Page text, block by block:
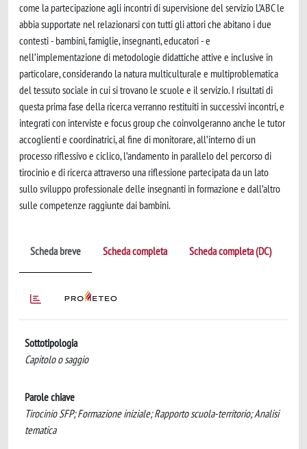
come la partecipazione agli incontri di supervisione del servizio L’ABC le
abbia supportate nel relazionarsi con tutti gli attori che abitano i due
contesti - bambini, famiglie, insegnanti, educatori - e
nell’implementazione di metodologie didattiche attive e inclusive in
particolare, considerando la natura multiculturale e multiproblematica
del tessuto sociale in cui si trovano le scuole e il servizio. I risultati di
questa prima fase della ricerca verranno restituiti in successivi incontri, e
integrati con interviste e focus group che coinvolgeranno anche le tutor
accoglienti e coordinatrici, al fine di monitorare, all’interno di un
processo riflessivo e ciclico, l’andamento in parallelo del percorso di
tirocinio e di ricerca attraverso una riflessione partecipata da un lato
sullo sviluppo professionale delle insegnanti in formazione e dall’altro
sulle competenze raggiunte dai bambini.
Scheda breve Scheda completa Scheda completa (DC)
Sottotipologia
Capitolo o saggio
Parole chiave
Tirocinio SFP; Formazione iniziale; Rapporto scuola-territorio; Analisi
tematica